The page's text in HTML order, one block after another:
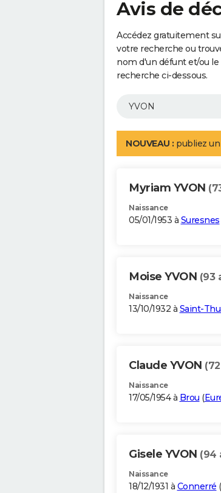
Avis de
Accédez gratuitement
votre recherche ou
nom d'un défunt et/ou
recherche ci-dessous.
NOUVEAU : publiez un
Myriam YVON
Naissance
05/01/1953 à Suresnes
Moise YVON (93
Naissance
13/10/1932 à Saint-
Claude YVON
Naissance
17/05/1954 à Brou (
Gisele YVON (94
Naissance
18/12/1931 à Connerré (